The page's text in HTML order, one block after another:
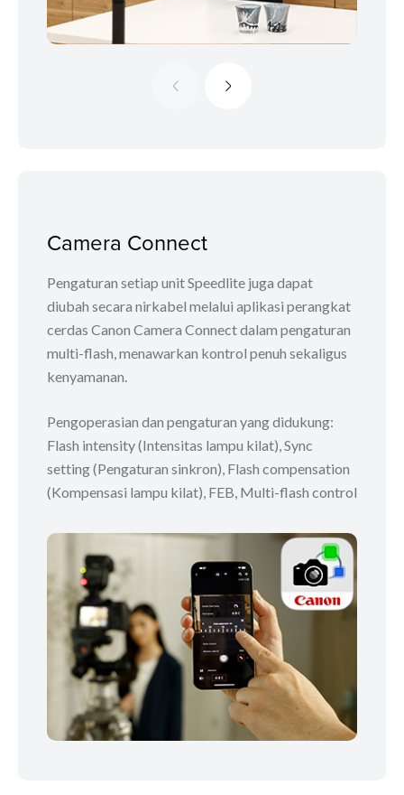
Camera Connect
Pengaturan setiap unit Speedlite juga dapat
diubah secara nirkabel melalui aplikasi perangkat
cerdas Canon Camera Connect dalam pengaturan
multi-flash, menawarkan kontrol penuh sekaligus
kenyamanan.
Pengoperasian dan pengaturan yang didukung:
Flash intensity (Intensitas lampu kilat), Sync
setting (Pengaturan sinkron), Flash compensation
(Kompensasi lampu kilat), FEB, Multi-flash control